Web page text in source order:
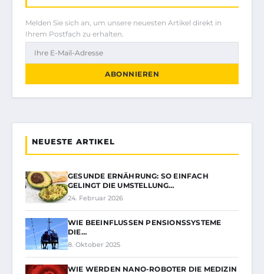
Melden Sie sich an, um unsere neuesten Artikel direkt in
Ihrem Postfach zu erhalten.
ABONNIEREN
NEUESTE ARTIKEL
GESUNDE ERNÄHRUNG: SO EINFACH
GELINGT DIE UMSTELLUNG…
24. Februar 2026
WIE BEEINFLUSSEN PENSIONSSYSTEME
DIE…
8. Oktober 2025
WIE WERDEN NANO-ROBOTER DIE MEDIZIN